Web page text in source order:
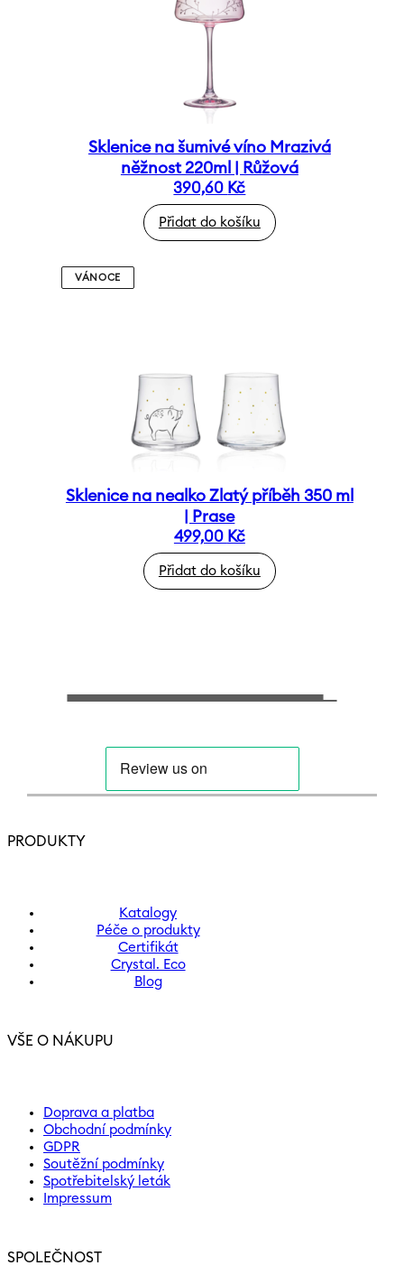
Sklenice na šumivé víno Mrazivá
něžnost 220ml | Růžová
390,60 Kč
Přidat do košíku
VÁNOCE
Sklenice na nealko Zlatý příběh 350 ml
| Prase
499,00 Kč
Přidat do košíku
PRODUKTY
Katalogy
Péče o produkty
Certifikát
Crystal. Eco
Blog
VŠE O NÁKUPU
Doprava a platba
Obchodní podmínky
GDPR
Soutěžní podmínky
Spotřebitelský leták
Impressum
SPOLEČNOST